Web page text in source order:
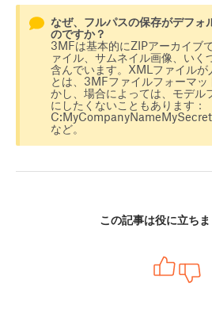
なぜ、フルパスの保存がデフォ
のですか？
3MFは基本的にZIPアーカイブ
ァイル、サムネイル画像、いく
含んでいます。XMLファイルが
とは、3MFファイルフォーマッ
かし、場合によっては、モデル
にしたくないこともあります：
など。
この記事は役に立ち